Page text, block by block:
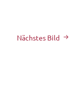
Nächstes Bild